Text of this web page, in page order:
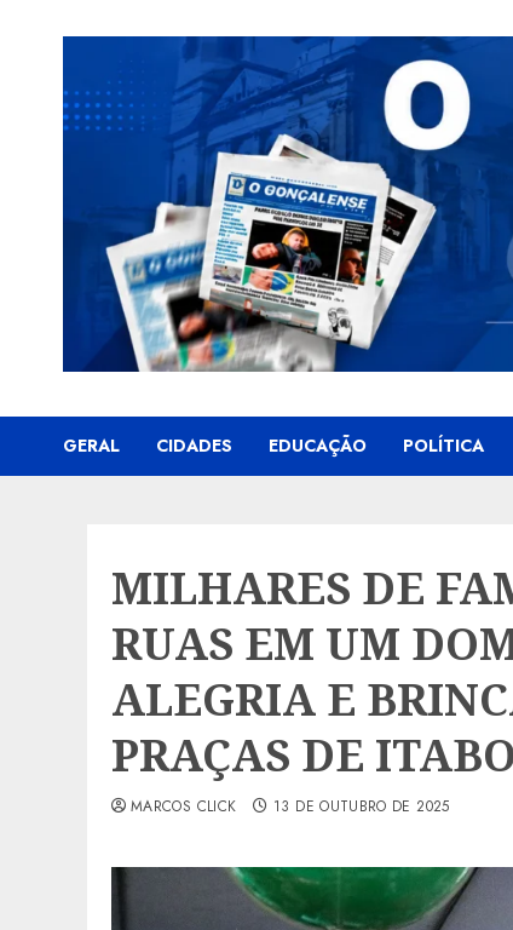
GERAL CIDADES EDUCAÇÃO POLÍTICA
MILHARES DE
RUAS EM UM
ALEGRIA E
PRAÇAS DE
MARCOS CLICK 13 DE OUTUBRO DE 2025